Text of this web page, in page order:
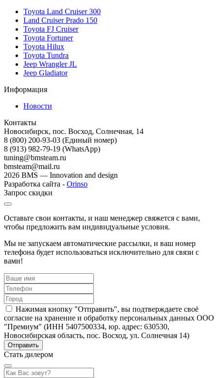
Toyota Land Cruiser 300
Land Cruiser Prado 150
Toyota FJ Cruiser
Toyota Fortuner
Toyota Hilux
Toyota Tundra
Jeep Wrangler JL
Jeep Gladiator
Информация
Новости
Контакты
Новосибирск, пос. Восход, Солнечная, 14
8 (800) 200-93-03 (Единый номер)
8 (913) 982-79-19 (WhatsApp)
tuning@bmsteam.ru
bmsteam@mail.ru
2026 BMS — Innovation and design
Разработка сайта - Orinso
Запрос скидки
Оставьте свои контакты, и наш менеджер свяжется с вами,
чтобы предложить вам индивидуальные условия.
Мы не запускаем автоматические рассылки, и ваш номер
телефона будет использоваться исключительно для связи с
вами!
Нажимая кнопку "Отправить", вы подтверждаете своё
согласие на хранение и обработку персональных данных ООО
"Премиум" (ИНН 5407500334, юр. адрес: 630530,
Новосибирская область, пос. Восход, ул. Солнечная 14)
Стать дилером